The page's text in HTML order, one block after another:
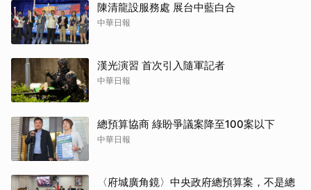
陳清龍設服務處 展台中藍白合
中華日報
漢光演習 首次引入隨軍記者
中華日報
總預算協商 綠盼爭議案降至100案以下
中華日報
〈府城廣角鏡〉中央政府總預算案，不是總